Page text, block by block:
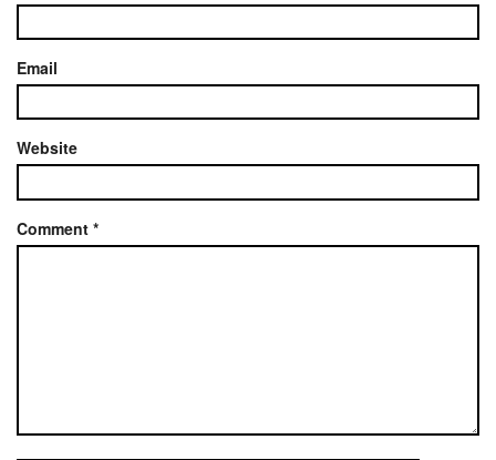
Email
Website
Comment *